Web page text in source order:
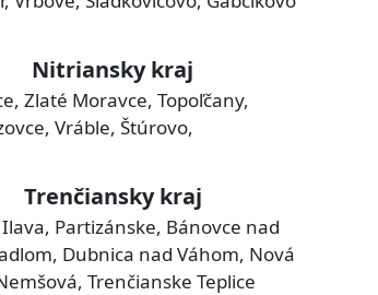
Nitriansky kraj
Zlaté Moravce, Topoľčany,
Vráble, Štúrovo,
Trenčiansky kraj
Partizánske, Bánovce nad
Dubnica nad Váhom, Nová
Trenčianske Teplice